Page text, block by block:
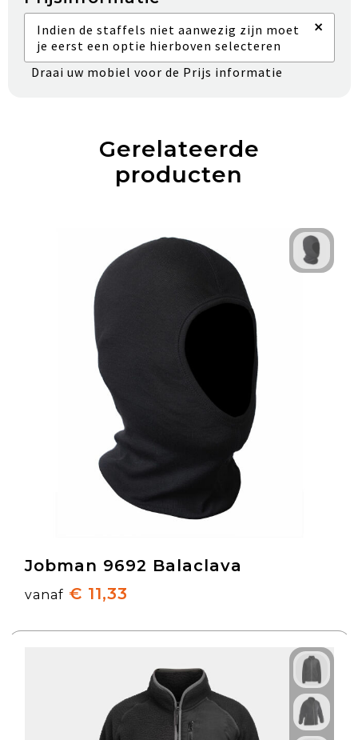
Indien de staffels niet aanwezig zijn moet
je eerst een optie hierboven selecteren
×
Draai uw mobiel voor de Prijs informatie
Gerelateerde
producten
Jobman 9692 Balaclava
vanaf € 11,33